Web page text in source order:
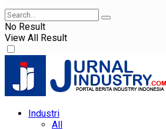
No Result
View All Result
Industri
All